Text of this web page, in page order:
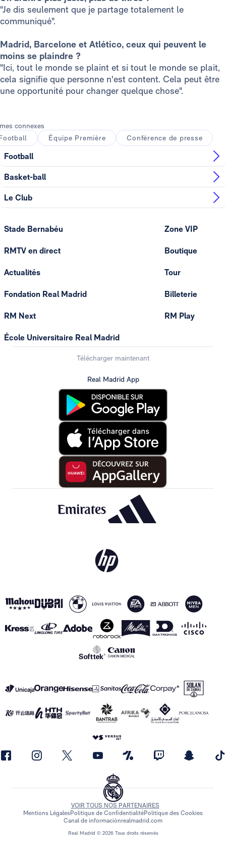
"Je dis seulement que je partage totalement le
communiqué".
Madrid, Barcelone et Atlético, ceux qui peuvent le
moins se plaindre ?
"Ici, tout le monde se plaint et si tout le monde se plait,
cela signifie que personne n'est content. Cela peut être
une opportunité pour changer quelque chose".
connexes
Équipe Première Conférence de presse
Football
Basket-ball
Le Club
Stade Bernabéu
RMTV en direct
Actualités
Fondation Real Madrid
RM Next
École Universitaire Real Madrid
Zone VIP
Boutique
Tour
Billeterie
RM Play
Télécharger maintenant
Real Madrid App
Real Madrid © 2026 Tous droits réservés
VOIR TOUS NOS PARTENAIRES
Mentions LégalesPolitique de ConfidentialitéPolitique des Cookies
Canal de informaciónrealmadrid.com